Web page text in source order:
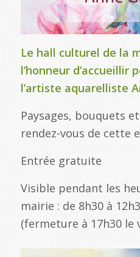
Le hall culturel de la
l’honneur d’accueillir
l’artiste aquarelliste
Paysages, bouquets
rendez-vous de cette
Entrée gratuite
Visible pendant les
mairie : de 8h30 à
(fermeture à 17h30 le